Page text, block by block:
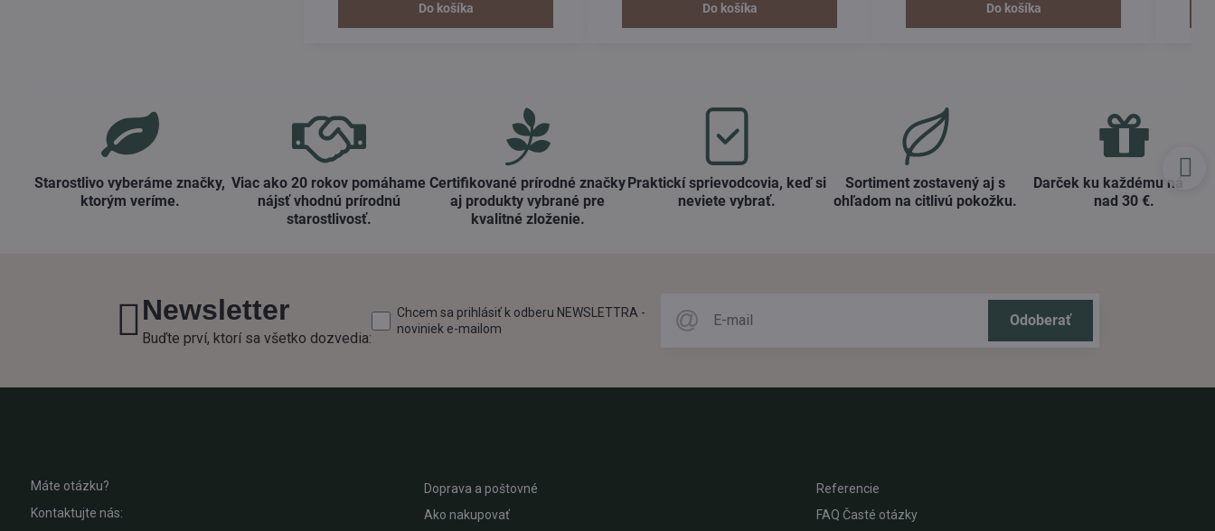
Do košíka Do košíka Do košíka
Starostlivo vyberáme značky,
ktorým veríme​.
Viac ako 20 rokov pomáhame
nájsť vhodnú prírodnú
starostlivosť​.
Certifikované prírodné značky
aj produkty vybrané pre
kvalitné zloženie​.
Praktickí sprievodcovia, keď si
neviete vybrať​.
Sortiment zostavený aj s
ohľadom na citlivú pokožku​.
Darček ku každému nákupu
nad 30 €​.
Newsletter
Buďte prví, ktorí sa všetko dozvedia:
Odoberať
Chcem sa prihlásiť k odberu NEWSLETTRA -
noviniek e-mailom
Máte otázku?
Kontaktujte nás:
Doprava a poštovné
Ako nakupovať
Referencie
FAQ Časté otázky